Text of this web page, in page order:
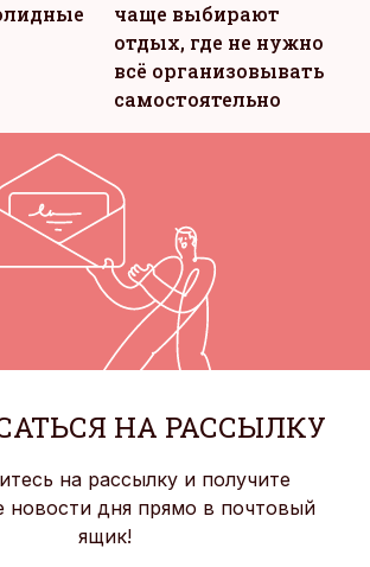
чаще выбирают
отдых, где не нужно
всё организовывать
самостоятельно
НА РАССЫЛКУ
на рассылку и получите
новости дня прямо в почтовый
ящик!